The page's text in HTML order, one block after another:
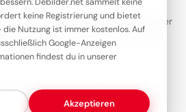
keine Registrierung und bietet
die Nutzung ist immer kostenlos. Auf
Google-Anzeigen
findest du in unserer
Akzeptieren
für die schönsten Grüße und Bilder
Sammlung und verschenke ein
Lächeln!
ImpressumDatenschutzerklärung